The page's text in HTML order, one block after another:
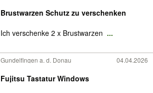
Brustwarzen Schutz zu verschenken
Ich verschenke 2 x Brustwarzen ...
Gundelfingen a. d. Donau 04.04.2026
Fujitsu Tastatur Windows